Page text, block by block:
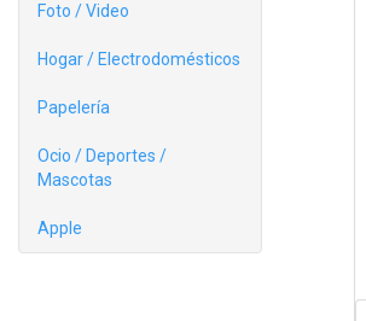
Foto / Video
Hogar / Electrodomésticos
Papelería
Ocio / Deportes /
Mascotas
Apple